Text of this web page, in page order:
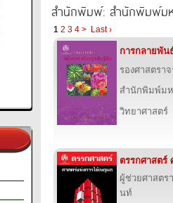
สำนักพิมพ์: สำนักพิมพ์มห
1 2 3 4 > Last ›
การกลายพัน
รองศาสตรา
สำนักพิมพ์มห
วิทยาศาสตร์
ตรรกศาสตร์
ผู้ช่วยศาสตร
นท์